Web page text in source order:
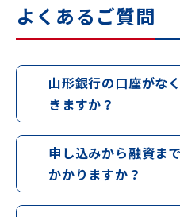
よくあるご質問
山形銀行の口座がな
きますか？
申し込みから融資ま
かかりますか？